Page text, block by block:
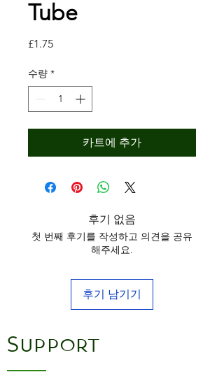
Tube
£1.75가
수량 *
카트에 추가
후기 없음
첫 번째 후기를 작성하고 의견을 공유
해주세요.
후기 남기기
Support